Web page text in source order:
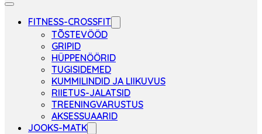
FITNESS-CROSSFIT
TÕSTEVÖÖD
GRIPID
HÜPPENÖÖRID
TUGISIDEMED
KUMMILINDID JA LIIKUVUS
RIIETUS-JALATSID
TREENINGVARUSTUS
AKSESSUAARID
JOOKS-MATK